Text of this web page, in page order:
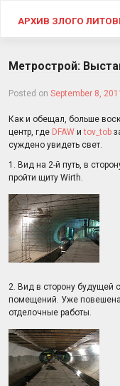
АРХИВ ЗЛОГО
Метрострой:
Posted on September 8,
Как и обещал, больше
центр, где DFAW иtov_tob
суждено увидеть свет.
1. Вид на 2-й путь, в
пройти щиту Wirth.
2. Вид в сторону будущей
помещений. Уже повешена
отделочные работы.